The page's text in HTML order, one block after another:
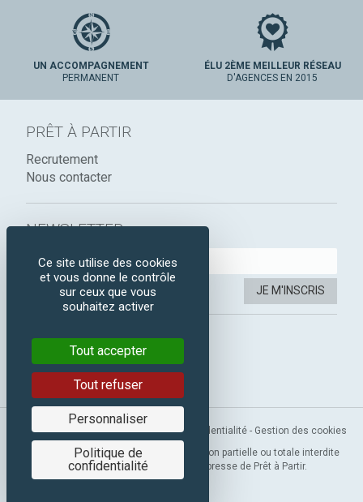
UN ACCOMPAGNEMENT
PERMANENT
ÉLU 2ÈME MEILLEUR RÉSEAU
D'AGENCES EN 2015
PRÊT À PARTIR
Recrutement
Nous contacter
NEWSLETTER :
JE M'INSCRIS
SUIVEZ-NOUS :
Facebook
Instagram
Mentions légales-CGV-Politique de confidentialité - Gestion des cookies
Copyright 2019 © Prêt à Partir. Reproduction partielle ou totale interdite
sans l’autorisation préalable et expresse de Prêt à Partir.
Ce site utilise des cookies
et vous donne le contrôle
sur ceux que vous
souhaitez activer
Tout accepter
Tout refuser
Personnaliser
Politique de
confidentialité